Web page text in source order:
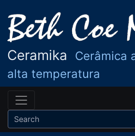
Ceramika
Cerâmica
alta temperatura